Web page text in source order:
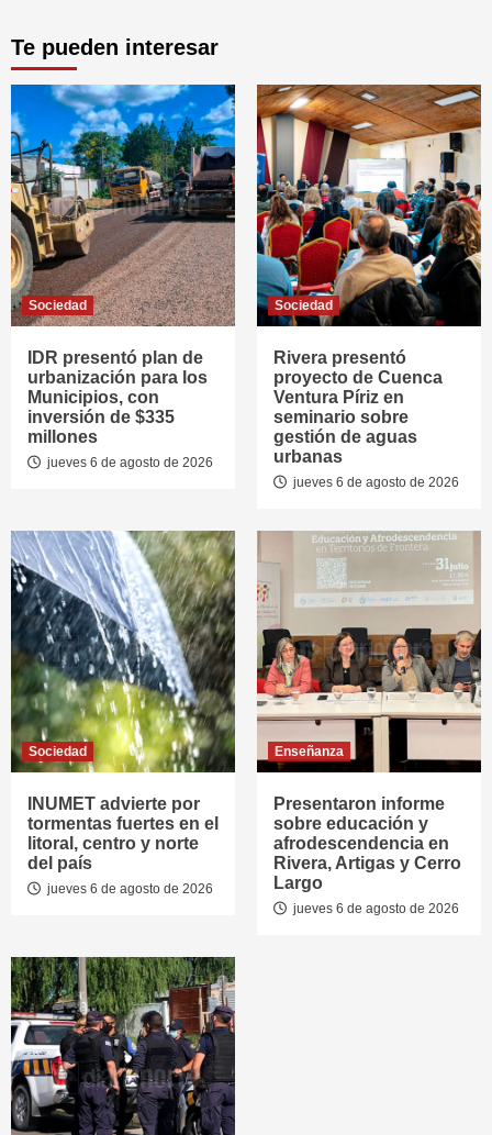
Te pueden interesar
Sociedad
IDR presentó plan de
urbanización para los
Municipios, con
inversión de $335
millones
jueves 6 de agosto de 2026
Sociedad
Rivera presentó
proyecto de Cuenca
Ventura Píriz en
seminario sobre
gestión de aguas
urbanas
jueves 6 de agosto de 2026
Sociedad
INUMET advierte por
tormentas fuertes en el
litoral, centro y norte
del país
jueves 6 de agosto de 2026
Enseñanza
Presentaron informe
sobre educación y
afrodescendencia en
Rivera, Artigas y Cerro
Largo
jueves 6 de agosto de 2026